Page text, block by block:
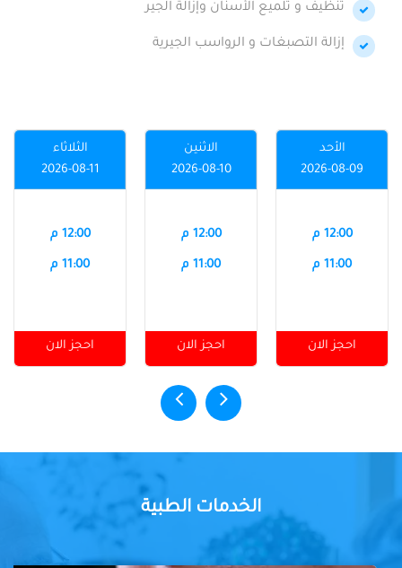
تنظيف و تلميع الأسنان وإزالة الجير
إزالة التصبغات و الرواسب الجيرية
الأحد
2026-08-09
12:00 م
11:00 م
احجز الان
الاثنين
2026-08-10
12:00 م
11:00 م
احجز الان
الثلاثاء
2026-08-11
12:00 م
11:00 م
احجز الان
الخدمات الطبية